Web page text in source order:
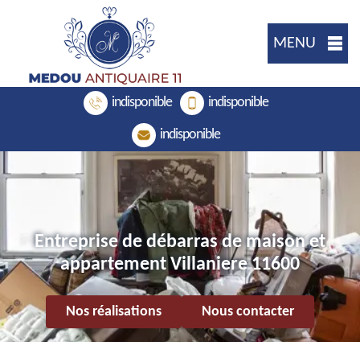
MENU
indisponible indisponible
indisponible
Entreprise de débarras de maison et
appartement Villaniere 11600
Nos réalisations Nous contacter